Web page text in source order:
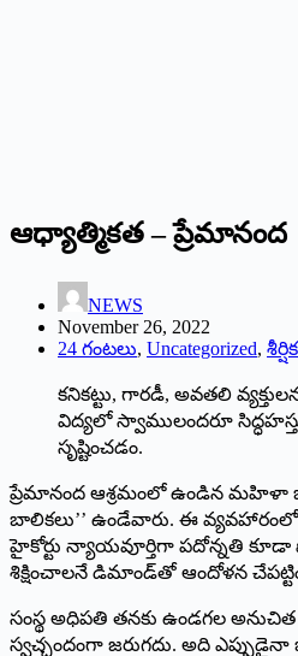
ఆధ్యాత్మికత – ప్రేమానంద
NEWS
November 26, 2022
24 గంటలు, Uncategorized,
కనికట్టు, గారడీ, అవతలి
విద్యలో స్వాములందరూ
సృష్టించడం.
ప్రేమానంద ఆశ్రమంలో ఉండిన మహిళా
బాలికలు’’ ఉండేవారు. ఈ
హైకోర్టు న్యాయవూర్తిగా పదోన్నతి కూడా
శిక్షించాలనే డిమాండ్‌తో ఆందోళన
సంస్థ అధిపతి తనకు ఉండగల
స్వచ్ఛందంగా జరుగదు. అది